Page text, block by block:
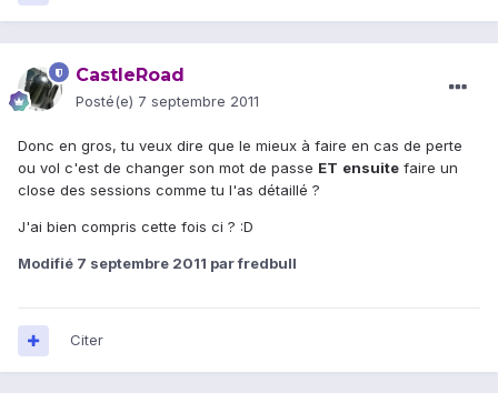
CastleRoad
Posté(e) 7 septembre 2011
Donc en gros, tu veux dire que le mieux à faire en cas de perte
ou vol c'est de changer son mot de passe ET ensuite faire un
close des sessions comme tu l'as détaillé ?
J'ai bien compris cette fois ci ? :D
Modifié 7 septembre 2011 par fredbull
Citer